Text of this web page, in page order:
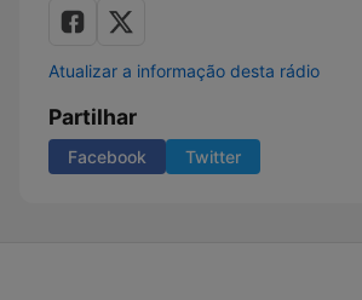
Atualizar a informação desta rádio
Partilhar
Facebook Twitter